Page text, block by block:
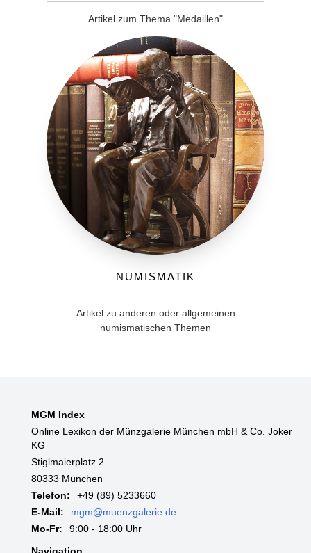
Artikel zum Thema "Medaillen"
Numismatik
Artikel zu anderen oder allgemeinen
numismatischen Themen
MGM Index
Online Lexikon der Münzgalerie München mbH & Co. Joker
KG
Stiglmaierplatz 2
80333 München
Telefon:
+49 (89) 5233660
E-Mail:
mgm@muenzgalerie.de
Mo-Fr:
9:00 - 18:00 Uhr